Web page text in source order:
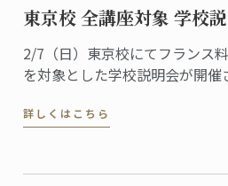
東京校 全講座対象 学校
2/7（日）東京校にてフランス
を対象とした学校説明会が開催
詳しくはこちら